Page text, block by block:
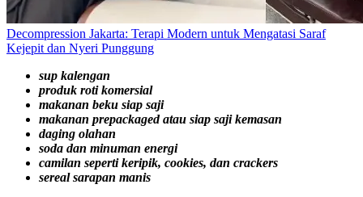
Decompression Jakarta: Terapi Modern untuk Mengatasi Saraf
Kejepit dan Nyeri Punggung
sup kalengan
produk roti komersial
makanan beku siap saji
makanan prepackaged atau siap saji kemasan
daging olahan
soda dan minuman energi
camilan seperti keripik, cookies, dan crackers
sereal sarapan manis